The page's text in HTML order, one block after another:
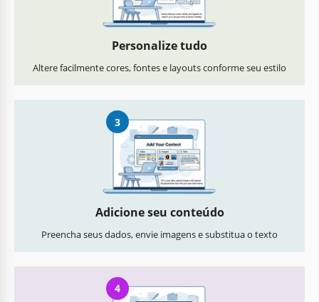
Personalize tudo
Altere facilmente cores, fontes e layouts conforme seu estilo
3
Adicione seu conteúdo
Preencha seus dados, envie imagens e substitua o texto
4